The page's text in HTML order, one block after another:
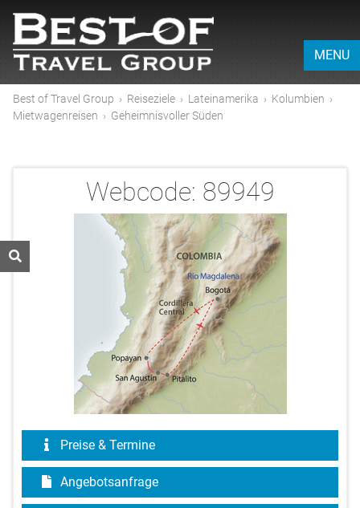
MENU
Best of Travel Group › Reiseziele › Lateinamerika › Kolumbien ›
Mietwagenreisen › Geheimnisvoller Süden
Webcode: 89949
Preise & Termine
Angebotsanfrage